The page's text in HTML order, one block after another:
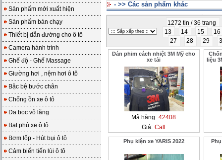
Sản phẩm mới xuất hiện
Sản phẩm bán chạy
Thiết bị dẫn đường cho ô tô
Camera hành trình
Ghế độ - Ghế Massage
Giường hơi , nệm hơi ô tô
Bậc bệ bước chân
Chống ồn xe ô tô
Da bọc vô lăng
Bạt phủ xe ô tô
Bơm lốp - Hút bụi ô tô
Cảm biến tiến lùi ô tô
- >> Các sản phẩm khác
1272 tin / 36 trang
13
14 15
16
27
28 29
Dán phim cách nhiệt 3M Mỹ cho
xe tải
Mã hàng: 42408
Giá: Call
liệu
Phụ kiện xe YARIS 2022 Phụ